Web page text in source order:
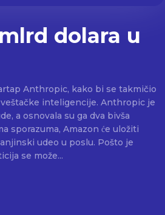
dolara u
Anthropic, kako bi se takmičio
inteligencije. Anthropic je
a osnovala su ga dva bivša
sporazuma, Amazon će uložiti
udeo u poslu. Pošto je
se može...